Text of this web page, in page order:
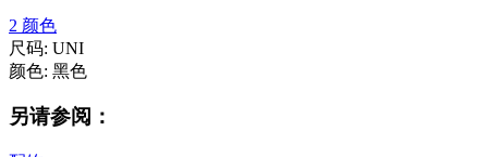
2 颜色
尺码: UNI
颜色: 黑色
另请参阅：